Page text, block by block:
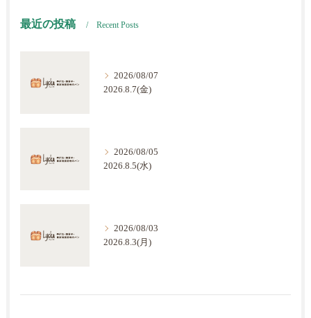
最近の投稿 Recent Posts
2026/08/07
2026.8.7(金)
2026/08/05
2026.8.5(水)
2026/08/03
2026.8.3(月)